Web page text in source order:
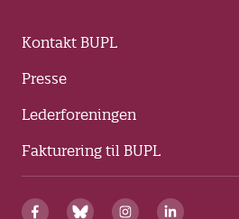
Kontakt BUPL
Presse
Lederforeningen
Fakturering til BUPL